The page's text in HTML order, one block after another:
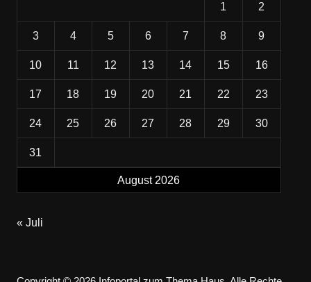
August 2026
1 2
3 4 5 6 7 8 9
10 11 12 13 14 15 16
17 18 19 20 21 22 23
24 25 26 27 28 29 30
31
« Juli